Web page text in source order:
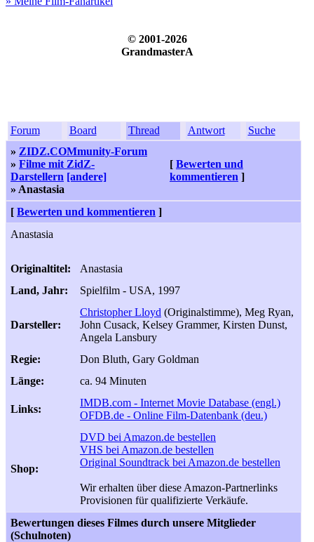
© 2001-2026
GrandmasterA
Forum Board Thread Antwort
Suche
» ZIDZ.COMmunity-Forum
» Filme mit ZidZ-
Darstellern [andere]
» Anastasia
[ Bewerten und
kommentieren ]
[ Bewerten und kommentieren ]
Anastasia
Originaltitel:
Anastasia
Land, Jahr:
Spielfilm - USA, 1997
Darsteller:
Christopher Lloyd (Originalstimme), Meg Ryan,
John Cusack, Kelsey Grammer, Kirsten Dunst,
Angela Lansbury
Regie:
Don Bluth, Gary Goldman
Länge:
ca. 94 Minuten
Links:
IMDB.com - Internet Movie Database (engl.)
OFDB.de - Online Film-Datenbank (deu.)
Shop:
DVD bei Amazon.de bestellen
VHS bei Amazon.de bestellen
Original Soundtrack bei Amazon.de bestellen
Wir erhalten über diese Amazon-Partnerlinks
Provisionen für qualifizierte Verkäufe.
Bewertungen dieses Filmes durch unsere Mitglieder
(Schulnoten)